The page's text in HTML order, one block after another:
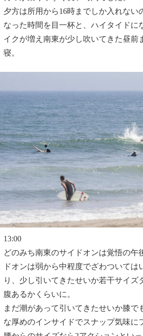
夕方は所用から16時までしか入れない
なった時間を目一杯と、ハイタイドに
イクが増え南東が少し吹いてきた昼前
寝。
13:00
どのみち南東のサイドオンは覚悟の午
ドオンは弱から中程度でざわついては
り、少し引いてきたせいか若干サイズ
腹あるかくらいに。
まだ潮があって引いてきたせいか膝で
な厚めのインサイドでスナップ気味に